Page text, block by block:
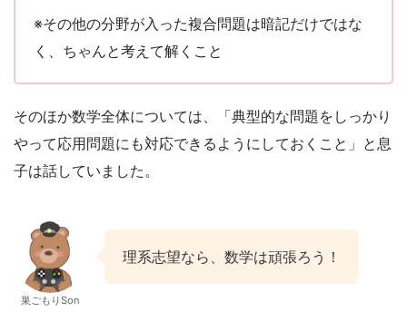
※その他の分野が入った複合問題は暗記だけではな
く、ちゃんと考えて解くこと
そのほか数学全体については、「典型的な問題をしっかり
やって応用問題にも対応できるようにしておくこと」と息
子は話していました。
巣ごもりSon
理系志望なら、数学は頑張ろう！